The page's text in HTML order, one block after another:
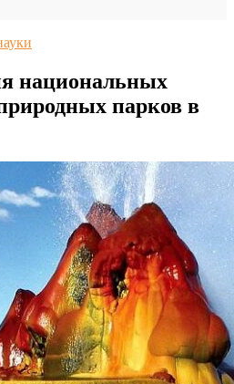
национальных
парков в